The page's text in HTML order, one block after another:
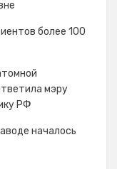
более 100
мэру
РФ
началось